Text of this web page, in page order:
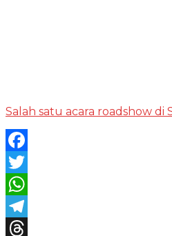
Salah satu acara roadshow
Facebook
Twitter
WhatsApp
Telegram